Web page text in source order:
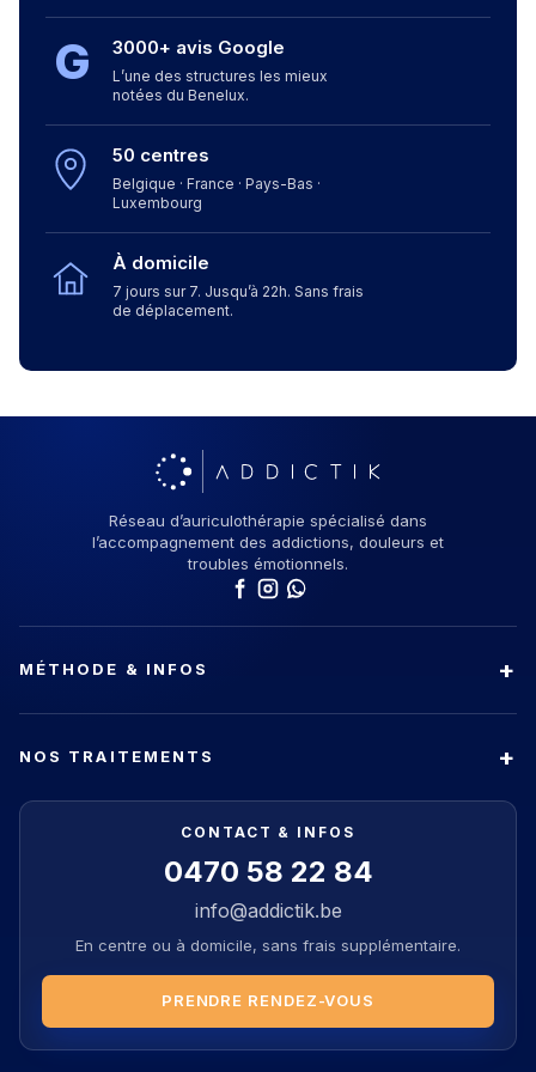
G 3000+ avis Google
L’une des structures les mieux
notées du Benelux.
50 centres
Belgique · France · Pays-Bas ·
Luxembourg
À domicile
7 jours sur 7. Jusqu’à 22h. Sans frais
de déplacement.
Réseau d’auriculothérapie spécialisé dans
l’accompagnement des addictions, douleurs et
troubles émotionnels.
MÉTHODE & INFOS
NOS TRAITEMENTS
CONTACT & INFOS
0470 58 22 84
info@addictik.be
En centre ou à domicile, sans frais supplémentaire.
PRENDRE RENDEZ-VOUS